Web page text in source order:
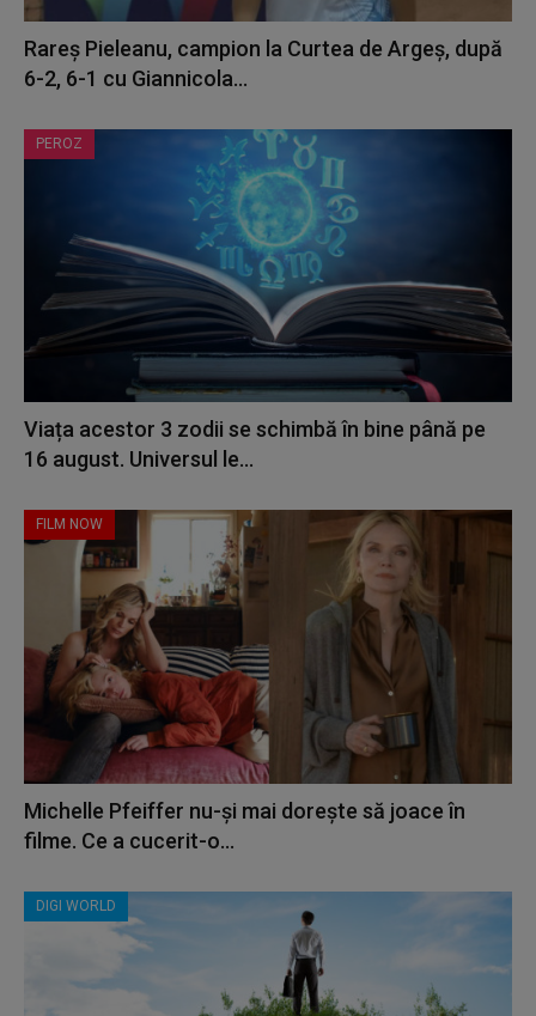
Rareș Pieleanu, campion la Curtea de Argeș, după
6-2, 6-1 cu Giannicola...
PEROZ
Viața acestor 3 zodii se schimbă în bine până pe
16 august. Universul le...
FILM NOW
Michelle Pfeiffer nu-și mai dorește să joace în
filme. Ce a cucerit-o...
DIGI WORLD